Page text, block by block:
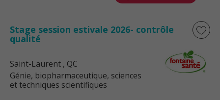
Stage session estivale 2026- contrôle
qualité
Saint-Laurent , QC
Génie, biopharmaceutique, sciences
et techniques scientifiques